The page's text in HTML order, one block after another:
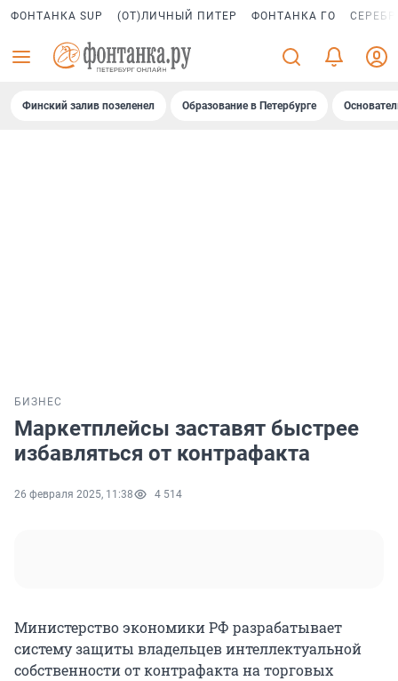
ФОНТАНКА SUP (ОТ)ЛИЧНЫЙ ПИТЕР ФОНТАНКА ГО
Финский залив позеленел Образование в Петербурге
БИЗНЕС
Маркетплейсы заставят быстрее
избавляться от контрафакта
26 февраля 2025, 11:38 4 514
Министерство экономики РФ разрабатывает
систему защиты владельцев интеллектуальной
собственности от контрафакта на торговых